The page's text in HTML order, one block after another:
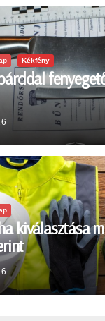
Kékfény
kiválasztása